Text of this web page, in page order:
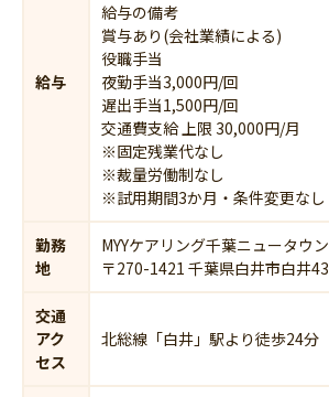
給与
給与の備考
賞与あり(会社業績による)
役職手当
夜勤手当3,000円/回
遅出手当1,500円/回
交通費支給 上限 30,000円/月
※固定残業代なし
※裁量労働制なし
※試用期間3か月・条件変更なし
勤務
地
MYYケアリング千葉ニュータウン
〒270-1421 千葉県白井市白井
交通
アク
セス
北総線「白井」駅より徒歩24分